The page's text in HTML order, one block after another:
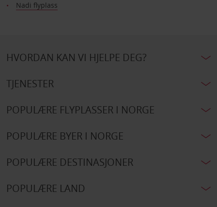
Nadi flyplass
HVORDAN KAN VI HJELPE DEG?
TJENESTER
POPULÆRE FLYPLASSER I NORGE
POPULÆRE BYER I NORGE
POPULÆRE DESTINASJONER
POPULÆRE LAND